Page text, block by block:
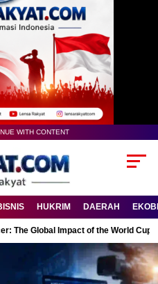
WITH CONTENT
HUKRIM DAERAH
The Global Impact of the World Cup